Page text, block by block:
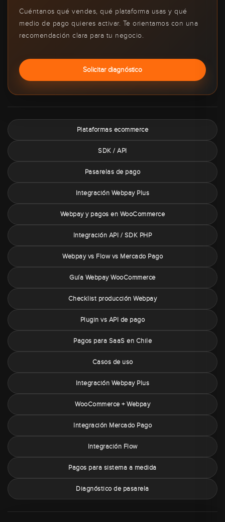
Cuéntanos qué vendes, qué plataforma usas y qué
medio de pago quieres activar. Te orientamos con una
recomendación clara para tu negocio.
Solicitar diagnóstico
Plataformas ecommerce
SDK / API
Pasarelas de pago
Integración Webpay Plus
Webpay y pagos en WooCommerce
Integración API / SDK PHP
Webpay vs Flow vs Mercado Pago
Guía Webpay WooCommerce
Checklist producción Webpay
Plugin vs API de pago
Pagos para SaaS en Chile
Casos de uso
Integración Webpay Plus
WooCommerce + Webpay
Integración Mercado Pago
Integración Flow
Pagos para sistema a medida
Diagnóstico de pasarela